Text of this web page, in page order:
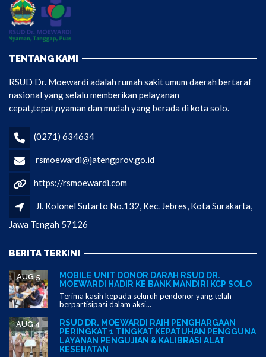
TENTANG KAMI
RSUD Dr. Moewardi adalah rumah sakit umum daerah bertaraf
nasional yang selalu memberikan pelayanan
cepat,tepat,nyaman dan mudah yang berada di kota solo.
(0271) 634634
rsmoewardi@jatengprov.go.id
https://rsmoewardi.com
Jl. Kolonel Sutarto No.132, Kec. Jebres, Kota Surakarta,
Jawa Tengah 57126
BERITA TERKINI
MOBILE UNIT DONOR DARAH RSUD DR.
MOEWARDI HADIR KE BANK MANDIRI KCP SOLO
AUG 5
Terima kasih kepada seluruh pendonor yang telah
berpartisipasi dalam aksi...
RSUD DR. MOEWARDI RAIH PENGHARGAAN
PERINGKAT 1 TINGKAT KEPATUHAN PENGGUNA
LAYANAN PENGUJIAN & KALIBRASI ALAT
KESEHATAN
AUG 4